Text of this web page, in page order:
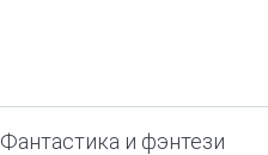
Фантастика и фэнтези